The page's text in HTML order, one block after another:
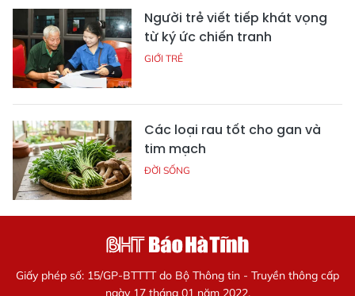
Người trẻ viết tiếp khát vọng
từ ký ức chiến tranh
GIỚI TRẺ
Các loại rau tốt cho gan và
tim mạch
ĐỜI SỐNG
Giấy phép số: 15/GP-BTTTT do Bộ Thông tin - Truyền thông cấp
ngày 17 tháng 01 năm 2022.